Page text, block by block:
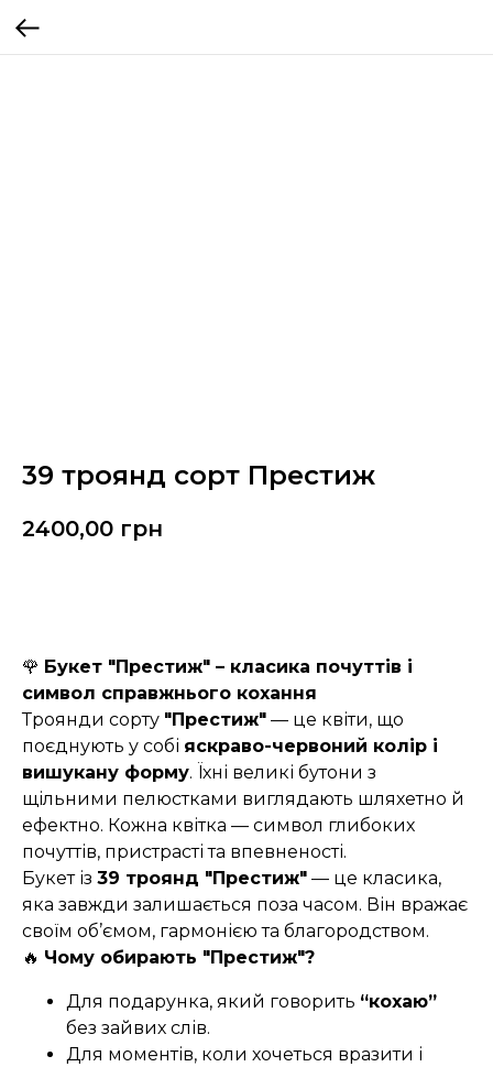
39 троянд сорт Престиж
2400,00 грн
🌹 Букет "Престиж" – класика почуттів і
символ справжнього кохання
Троянди сорту "Престиж" — це квіти, що
поєднують у собі яскраво-червоний колір і
вишукану форму. Їхні великі бутони з
щільними пелюстками виглядають шляхетно й
ефектно. Кожна квітка — символ глибоких
почуттів, пристрасті та впевненості.
Букет із 39 троянд "Престиж" — це класика,
яка завжди залишається поза часом. Він вражає
своїм об’ємом, гармонією та благородством.
🔥 Чому обирають "Престиж"?
Для подарунка, який говорить “кохаю”
без зайвих слів.
Для моментів, коли хочеться вразити і